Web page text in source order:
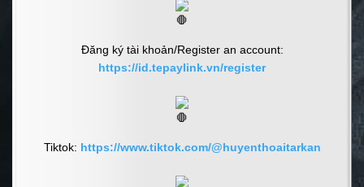
Đăng ký tài khoản/Register an account:
https://id.tepaylink.vn/register
Tiktok: https://www.tiktok.com/@huyenthoaitarkan